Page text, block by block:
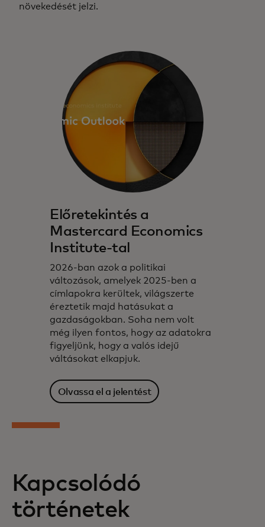
növekedését jelzi.
Előretekintés a
Mastercard Economics
Institute-tal
2026-ban azok a politikai
változások, amelyek 2025-ben a
címlapokra kerültek, világszerte
éreztetik majd hatásukat a
gazdaságokban. Soha nem volt
még ilyen fontos, hogy az adatokra
figyeljünk, hogy a valós idejű
váltásokat elkapjuk.
Olvassa el a jelentést
Kapcsolódó
történetek